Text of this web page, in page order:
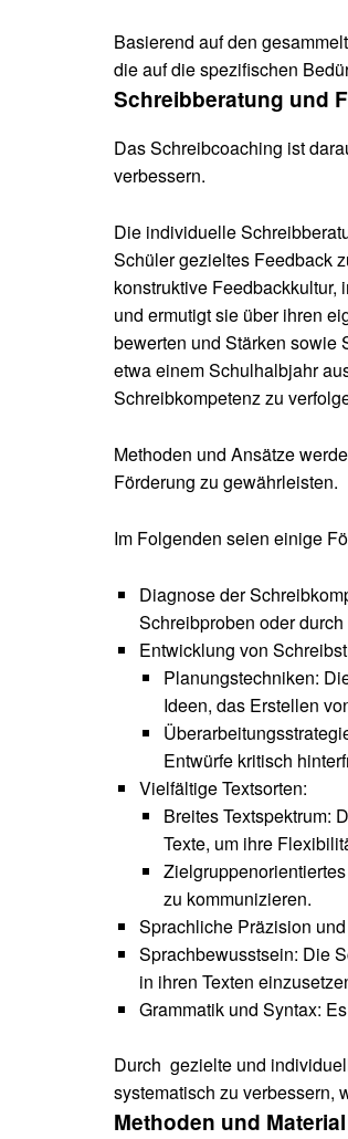
Basierend auf den
die auf die spezifischen
Schreibberatung und
Das Schreibcoaching ist
verbessern.
Die individuelle
Schüler gezieltes Feedback
konstruktive
und ermutigt sie über ihren
bewerten und Stärken sowie
etwa einem Schulhalbjahr
Schreibkompetenz zu
Methoden und Ansätze
Förderung zu gewährleisten.
Im Folgenden seien einige
Diagnose der
Schreibproben oder
Entwicklung von
Planungstechniken:
Ideen, das Erstellen
Entwürfe kritisch
Vielfältige Textsorten:
Breites Textspektrum:
Texte, um ihre
zu kommunizieren.
Sprachliche Präzision
Sprachbewusstsein: Die
in ihren Texten
Grammatik und Syntax:
Durch gezielte und
systematisch zu verbessern,
Methoden und